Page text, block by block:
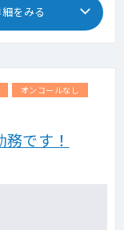
をみる
オンコールなし
です！